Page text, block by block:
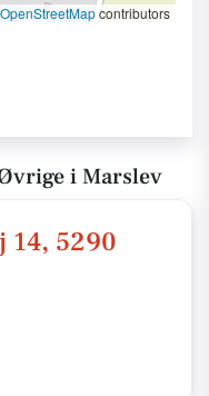
OpenStreetMapcontributors
i Marslev
14, 5290